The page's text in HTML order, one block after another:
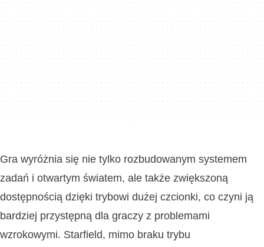
Gra wyróżnia się nie tylko rozbudowanym systemem
zadań i otwartym światem, ale także zwiększoną
dostępnością dzięki trybowi dużej czcionki, co czyni ją
bardziej przystępną dla graczy z problemami
wzrokowymi. Starfield, mimo braku trybu